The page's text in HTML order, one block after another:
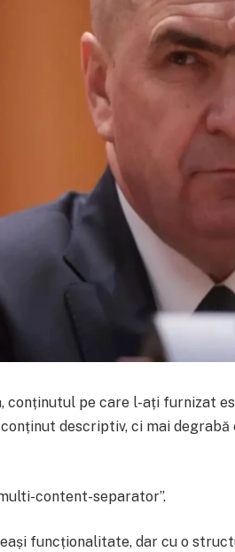
conținutul pe care l-ați furnizat
descriptiv, ci mai degrabă
content-separator”.
funcționalitate, dar cu o